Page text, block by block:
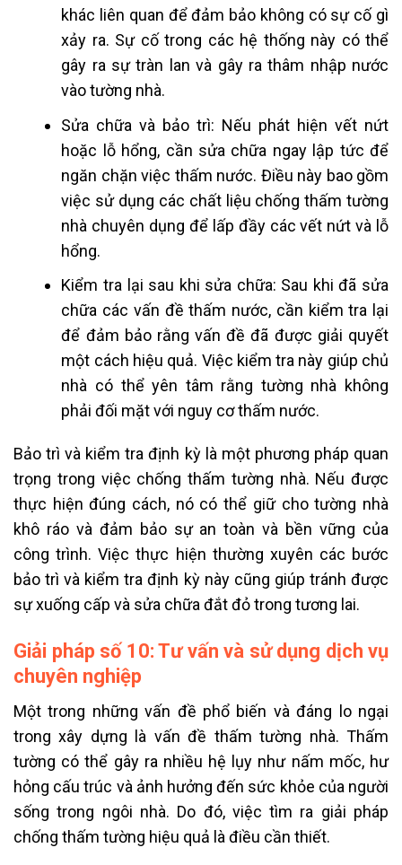
khác liên quan để đảm bảo không có sự cố gì
xảy ra. Sự cố trong các hệ thống này có thể
gây ra sự tràn lan và gây ra thâm nhập nước
vào tường nhà.
Sửa chữa và bảo trì: Nếu phát hiện vết nứt
hoặc lỗ hổng, cần sửa chữa ngay lập tức để
ngăn chặn việc thấm nước. Điều này bao gồm
việc sử dụng các chất liệu chống thấm tường
nhà chuyên dụng để lấp đầy các vết nứt và lỗ
hổng.
Kiểm tra lại sau khi sửa chữa: Sau khi đã sửa
chữa các vấn đề thấm nước, cần kiểm tra lại
để đảm bảo rằng vấn đề đã được giải quyết
một cách hiệu quả. Việc kiểm tra này giúp chủ
nhà có thể yên tâm rằng tường nhà không
phải đối mặt với nguy cơ thấm nước.
Bảo trì và kiểm tra định kỳ là một phương pháp quan
trọng trong việc chống thấm tường nhà. Nếu được
thực hiện đúng cách, nó có thể giữ cho tường nhà
khô ráo và đảm bảo sự an toàn và bền vững của
công trình. Việc thực hiện thường xuyên các bước
bảo trì và kiểm tra định kỳ này cũng giúp tránh được
sự xuống cấp và sửa chữa đắt đỏ trong tương lai.
Giải pháp số 10: Tư vấn và sử dụng dịch vụ
chuyên nghiệp
Một trong những vấn đề phổ biến và đáng lo ngại
trong xây dựng là vấn đề thấm tường nhà. Thấm
tường có thể gây ra nhiều hệ lụy như nấm mốc, hư
hỏng cấu trúc và ảnh hưởng đến sức khỏe của người
sống trong ngôi nhà. Do đó, việc tìm ra giải pháp
chống thấm tường hiệu quả là điều cần thiết.